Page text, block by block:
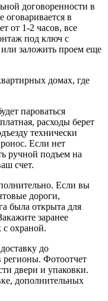
договоренности в
оговаривается в
от 1-2 часов, все
под ключ с
заложить проем еще
домах, где
пароваться
расходы берет
технически
Если нет
ручной подъем на
счет.
Если вы
дороги,
была открыта для
заранее
с охраной.
до
регионы. Фотоотчет
двери и упаковки.
дополнительных